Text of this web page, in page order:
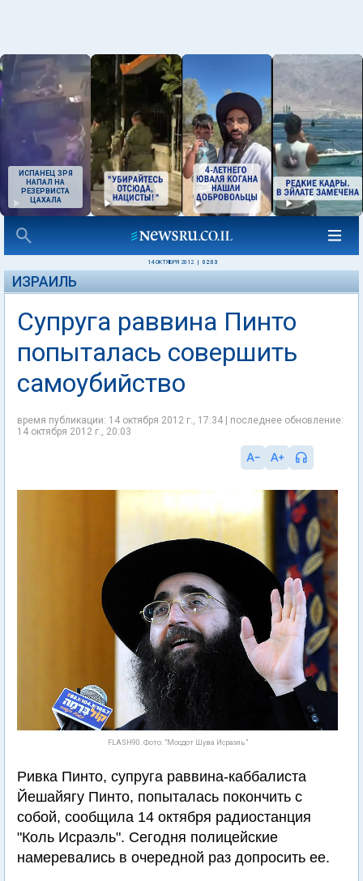
ИСПАНЕЦ ЗРЯ
НАПАЛ НА
РЕЗЕРВИСТА
ЦАХАЛА
14 ОКТЯБРЯ 2012 02:03
ИЗРАИЛЬ
Супруга раввина Пинто
попыталась совершить
самоубийство
время публикации: 14 октября 2012 г., 17:34 | последнее обновление:
14 октября 2012 г., 20:03
FLASH90. Фото: "Мосдот Шува Исраэль"
Ривка Пинто, супруга раввина-каббалиста
Йешайягу Пинто, попыталась покончить с
собой, сообщила 14 октября радиостанция
"Коль Исраэль". Сегодня полицейские
намеревались в очередной раз допросить ее.